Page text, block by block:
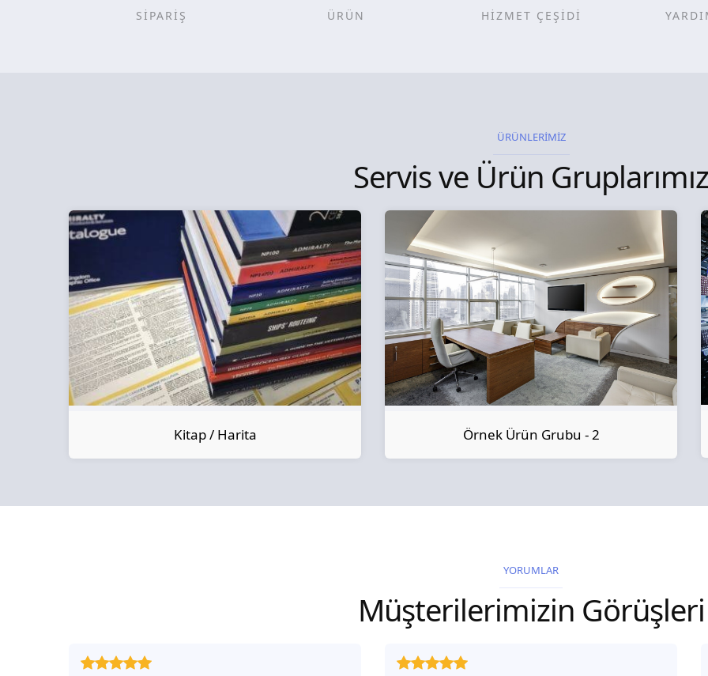
SİPARİŞ ÜRÜN HİZMET ÇEŞİDİ
ÜRÜNLERİMİZ
Servis ve Ürün Gruplarımız
Kitap / Harita Örnek Ürün Grubu - 2
YORUMLAR
Müşterilerimizin Görüşleri